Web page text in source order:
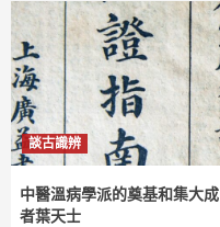
談古識辨
中醫溫病學派的奠基和集大成
者葉天士